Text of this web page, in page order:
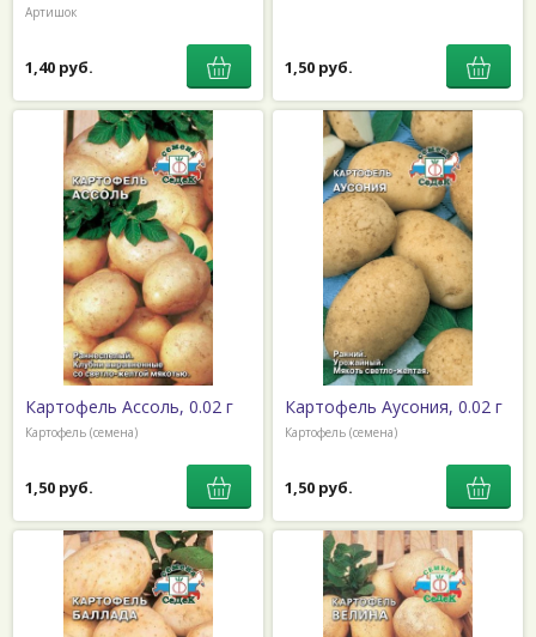
Артишок
1,40 руб. 1,50 руб.
Картофель Ассоль, 0.02 г
Картофель (семена)
1,50 руб.
Картофель Аусония, 0.02 г
Картофель (семена)
1,50 руб.